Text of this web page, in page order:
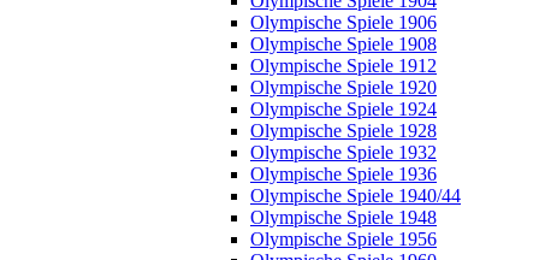
Olympische Spiele 1906
Olympische Spiele 1908
Olympische Spiele 1912
Olympische Spiele 1920
Olympische Spiele 1924
Olympische Spiele 1928
Olympische Spiele 1932
Olympische Spiele 1936
Olympische Spiele 1940/44
Olympische Spiele 1948
Olympische Spiele 1956